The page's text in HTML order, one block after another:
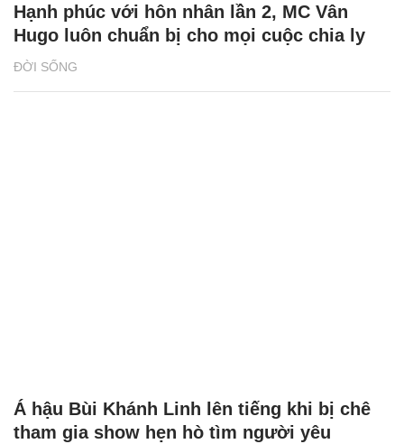
ĐỜI SỐNG
Hạnh phúc với hôn nhân lần 2, MC Vân
Hugo luôn chuẩn bị cho mọi cuộc chia ly
Á hậu Bùi Khánh Linh lên tiếng khi bị chê
tham gia show hẹn hò tìm người yêu